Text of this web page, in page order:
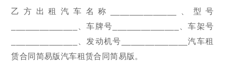
乙方出租汽车名称______________、型号
______________、车牌号______________、车架号
______________、发动机号______________汽车租
赁合同简易版汽车租赁合同简易版。